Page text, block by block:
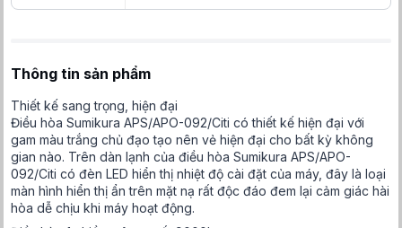
Thông tin sản phẩm
Thiết kế sang trọng, hiện đại
Điều hòa Sumikura APS/APO-092/Citi có thiết kế hiện đại với
gam màu trắng chủ đạo tạo nên vẻ hiện đại cho bất kỳ không
gian nào. Trên dàn lạnh của điều hòa Sumikura APS/APO-
092/Citi có đèn LED hiển thị nhiệt độ cài đặt của máy, đây là loại
màn hình hiển thị ẩn trên mặt nạ rất độc đáo đem lại cảm giác hài
hòa dễ chịu khi máy hoạt động.